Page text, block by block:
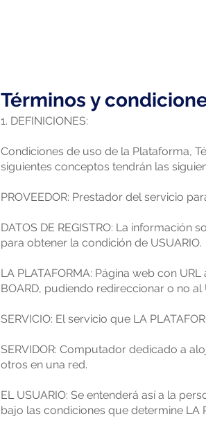
Términos y
1. DEFINICIONES:
Condiciones de uso de la Plataforma,
siguientes conceptos tendrán las
PROVEEDOR: Prestador del servicio
DATOS DE REGISTRO: La información
para obtener la condición de USUARIO.
LA PLATAFORMA: Página web con
BOARD, pudiendo redireccionar o no al
SERVICIO: El servicio que LA
SERVIDOR: Computador dedicado a
otros en una red.
EL USUARIO: Se entenderá así a la
bajo las condiciones que determine LA